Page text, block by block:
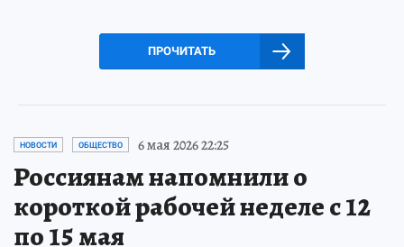
ПРОЧИТАТЬ
НОВОСТИ ОБЩЕСТВО 6 мая 2026 22:25
Россиянам напомнили о
короткой рабочей неделе с 12
по 15 мая